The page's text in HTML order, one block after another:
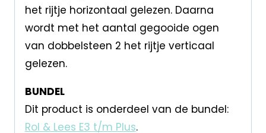
het rijtje horizontaal gelezen. Daarna
wordt met het aantal gegooide ogen
van dobbelsteen 2 het rijtje verticaal
gelezen.
BUNDEL
Dit product is onderdeel van de bundel:
Rol & Lees E3 t/m Plus.